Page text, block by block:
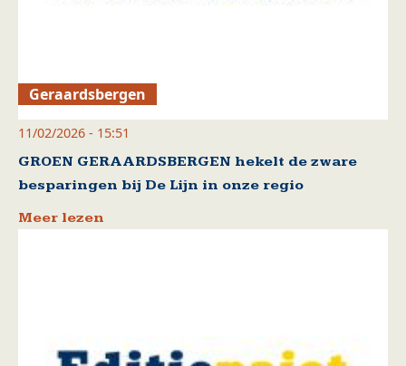
Geraardsbergen
11/02/2026 - 15:51
GROEN GERAARDSBERGEN hekelt de zware
besparingen bij De Lijn in onze regio
Meer lezen